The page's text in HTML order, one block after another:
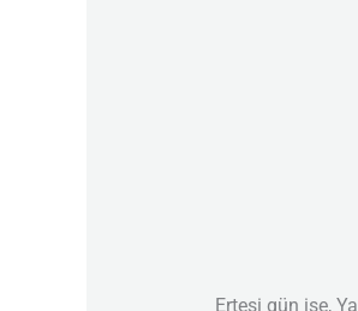
Ertesi gün ise,